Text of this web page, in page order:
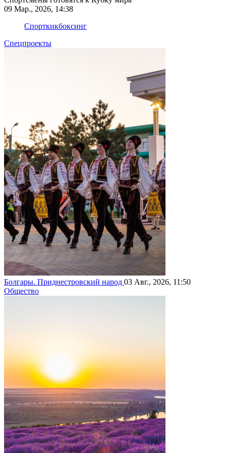
09 Мар., 2026, 14:38
Спорткикбоксинг
Спецпроекты
Болгары. Приднестровский народ 03 Авг., 2026, 11:50
Общество